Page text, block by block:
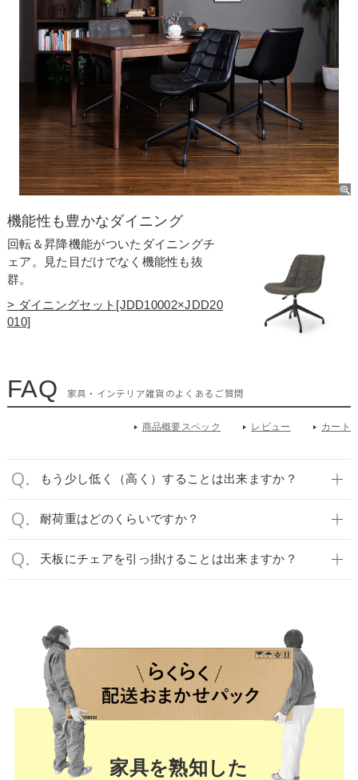
機能性も豊かなダイニング
回転＆昇降機能がついたダイニングチ
ェア。見た目だけでなく機能性も抜
群。
> ダイニングセット[JDD10002×JDD20
010]
FAQ 家具・インテリア雑貨のよくあるご質問
商品概要スペック レビュー カート
もう少し低く（高く）することは出来ますか？
耐荷重はどのくらいですか？
天板にチェアを引っ掛けることは出来ますか？
家具を熟知した